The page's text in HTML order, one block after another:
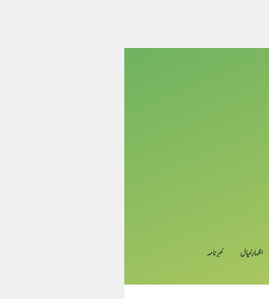
اظہارِ خیال خبرنامہ